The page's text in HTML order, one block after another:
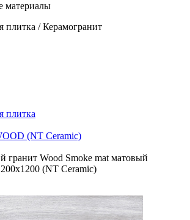
материалы
плитка / Керамогранит
плитка
(NT Ceramic)
гранит Wood Smoke mat матовый
(NT Ceramic)